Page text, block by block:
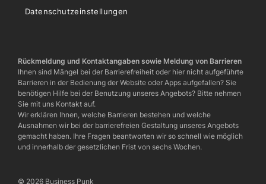
Datenschutzeinstellungen
Rückmeldung und Kontaktangaben sowie Meldung von Barrieren
Ihnen sind Mängel bei der Barrierefreiheit oder hier nicht aufgeführte
Barrieren in der Bedienung der Website oder Apps aufgefallen? Sie
benötigen Hilfe bei der Benutzung unseres Angebots? Bitte nehmen
Sie mit uns Kontakt auf.
Wir erklären Ihnen, welche Barrieren bestehen und welche
Ausnahmen wir bei der barrierefreien Gestaltung unseres Angebots
gemacht haben. Ihre Fragen beantworten wir so schnell wie möglich
und innerhalb der gesetzlichen Frist von sechs Wochen.
© 2026 Business Punk